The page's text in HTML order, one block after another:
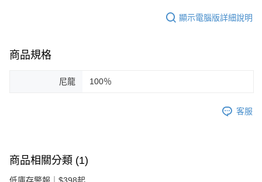
顯示電腦版詳細說明
商品規格
尼龍 100％
客服
商品相關分類 (1)